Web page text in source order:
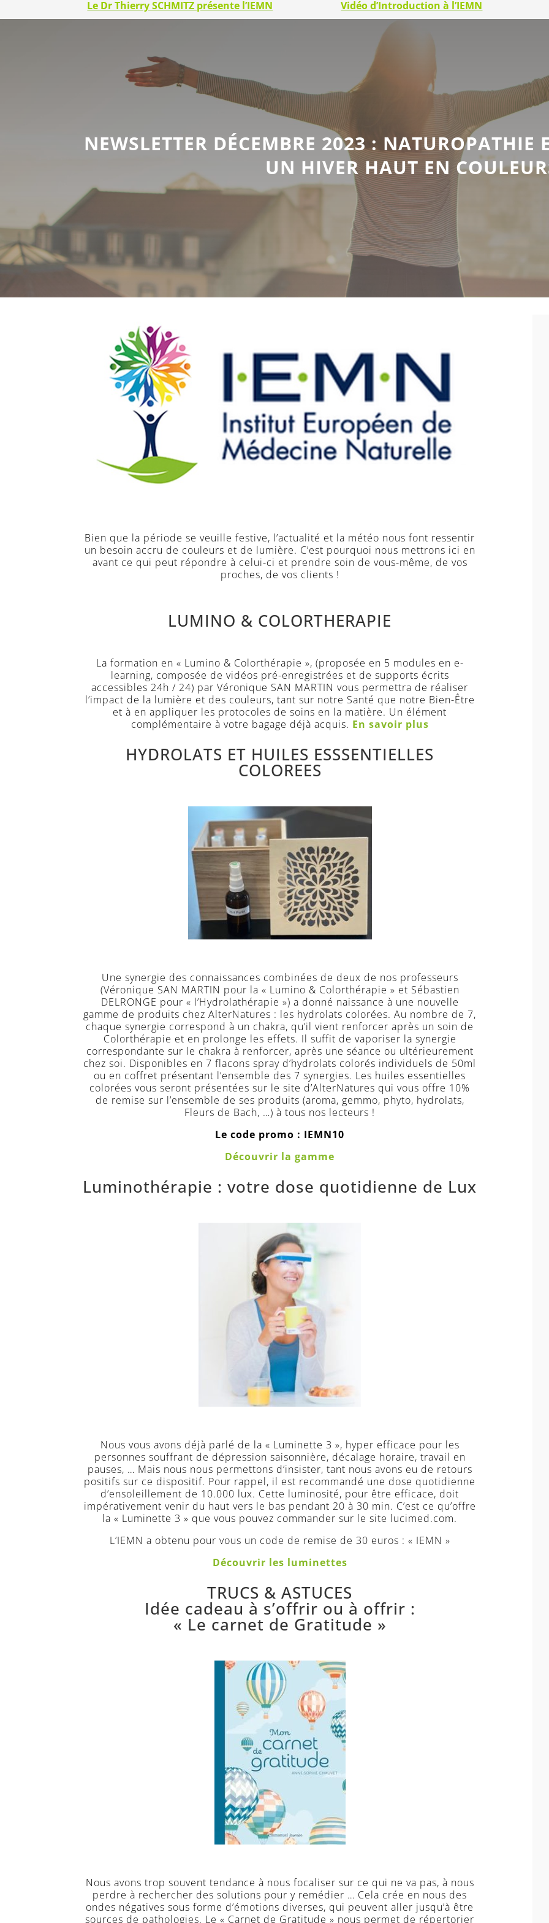
Le Dr Thierry SCHMITZ présente l’IEMN Vidéo d’Introduction à l’IEMN
NEWSLETTER DÉCEMBRE 2023 : NATUROPATHIE
UN HIVER HAUT EN
Bien que la période se veuille festive, l’actualité et la météo nous font ressentir
un besoin accru de couleurs et de lumière. C’est pourquoi nous mettrons ici en
avant ce qui peut répondre à celui-ci et prendre soin de vous-même, de vos
proches, de vos clients !
LUMINO & COLORTHERAPIE
La formation en « Lumino & Colorthérapie », (proposée en 5 modules en e-
learning, composée de vidéos pré-enregistrées et de supports écrits
accessibles 24h / 24) par Véronique SAN MARTIN vous permettra de réaliser
l’impact de la lumière et des couleurs, tant sur notre Santé que notre Bien-Être
et à en appliquer les protocoles de soins en la matière. Un élément
complémentaire à votre bagage déjà acquis. En savoir plus
HYDROLATS ET HUILES ESSSENTIELLES
COLOREES
Une synergie des connaissances combinées de deux de nos professeurs
(Véronique SAN MARTIN pour la « Lumino & Colorthérapie » et Sébastien
DELRONGE pour « l’Hydrolathérapie ») a donné naissance à une nouvelle
gamme de produits chez AlterNatures : les hydrolats colorées. Au nombre de 7,
chaque synergie correspond à un chakra, qu’il vient renforcer après un soin de
Colorthérapie et en prolonge les effets. Il suffit de vaporiser la synergie
correspondante sur le chakra à renforcer, après une séance ou ultérieurement
chez soi. Disponibles en 7 flacons spray d’hydrolats colorés individuels de 50ml
ou en coffret présentant l’ensemble des 7 synergies. Les huiles essentielles
colorées vous seront présentées sur le site d’AlterNatures qui vous offre 10%
de remise sur l’ensemble de ses produits (aroma, gemmo, phyto, hydrolats,
Fleurs de Bach, …) à tous nos lecteurs !
Le code promo : IEMN10
Découvrir la gamme
Luminothérapie : votre dose quotidienne de Lux
Nous vous avons déjà parlé de la « Luminette 3 », hyper efficace pour les
personnes souffrant de dépression saisonnière, décalage horaire, travail en
pauses, … Mais nous nous permettons d’insister, tant nous avons eu de retours
positifs sur ce dispositif. Pour rappel, il est recommandé une dose quotidienne
d’ensoleillement de 10.000 lux. Cette luminosité, pour être efficace, doit
impérativement venir du haut vers le bas pendant 20 à 30 min. C’est ce qu’offre
la « Luminette 3 » que vous pouvez commander sur le site lucimed.com.
L’IEMN a obtenu pour vous un code de remise de 30 euros : « IEMN »
Découvrir les luminettes
TRUCS & ASTUCES
Idée cadeau à s’offrir ou à offrir :
« Le carnet de Gratitude »
Nous avons trop souvent tendance à nous focaliser sur ce qui ne va pas, à nous
perdre à rechercher des solutions pour y remédier … Cela crée en nous des
ondes négatives sous forme d’émotions diverses, qui peuvent aller jusqu’à être
sources de pathologies. Le « Carnet de Gratitude » nous permet de répertorier